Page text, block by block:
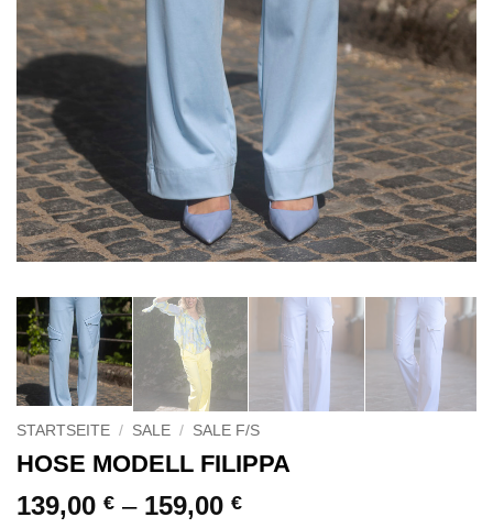
STARTSEITE / SALE / SALE F/S
HOSE MODELL FILIPPA
139,00 € – 159,00 €